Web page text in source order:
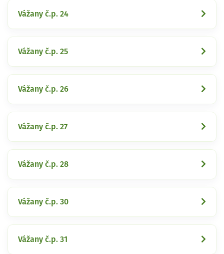
Vážany č.p. 24
Vážany č.p. 25
Vážany č.p. 26
Vážany č.p. 27
Vážany č.p. 28
Vážany č.p. 30
Vážany č.p. 31